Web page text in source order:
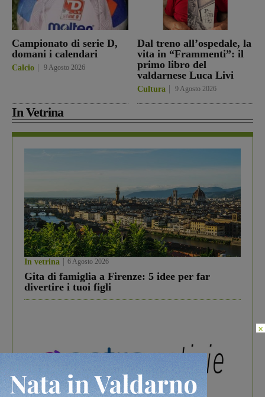
Campionato di serie D,
domani i calendari
Calcio 9 Agosto 2026
Dal treno all’ospedale, la
vita in “Frammenti”: il
primo libro del
valdarnese Luca Livi
Cultura 9 Agosto 2026
In Vetrina
In vetrina 6 Agosto 2026
Gita di famiglia a Firenze: 5 idee per far
divertire i tuoi figli
×